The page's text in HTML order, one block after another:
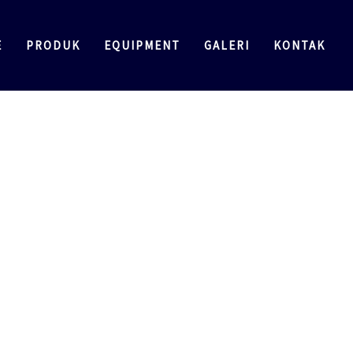
PRODUK EQUIPMENT GALERI KONTAK